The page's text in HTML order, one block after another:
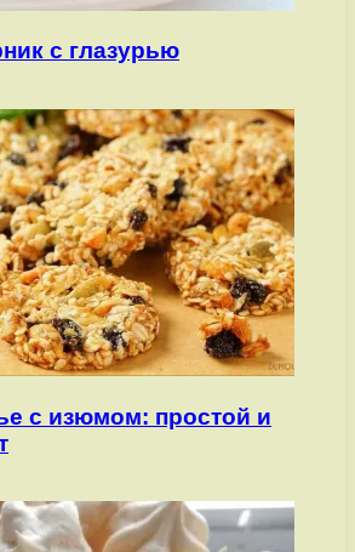
с глазурью
с изюмом: простой и